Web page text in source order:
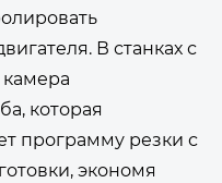
В станках с
которая
программу резки с
экономя